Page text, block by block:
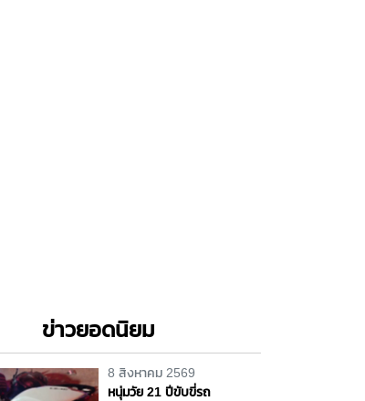
ข่าวยอดนิยม
8 สิงหาคม 2569
หนุ่มวัย 21 ปีขับขี่รถ